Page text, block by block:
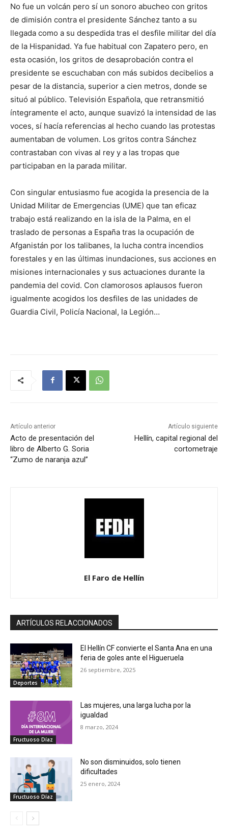
No fue un volcán pero sí un sonoro abucheo con gritos
de dimisión contra el presidente Sánchez tanto a su
llegada como a su despedida tras el desfile militar del día
de la Hispanidad. Ya fue habitual con Zapatero pero, en
esta ocasión, los gritos de desaprobación contra el
presidente se escuchaban con más subidos decibelios a
pesar de la distancia, superior a cien metros, donde se
situó al público. Televisión Española, que retransmitió
íntegramente el acto, aunque suavizó la intensidad de las
voces, sí hacía referencias al hecho cuando las protestas
aumentaban de volumen. Los gritos contra Sánchez
contrastaban con vivas al rey y a las tropas que
participaban en la parada militar.
Con singular entusiasmo fue acogida la presencia de la
Unidad Militar de Emergencias (UME) que tan eficaz
trabajo está realizando en la isla de la Palma, en el
traslado de personas a España tras la ocupación de
Afganistán por los talibanes, la lucha contra incendios
forestales y en las últimas inundaciones, sus acciones en
misiones internacionales y sus actuaciones durante la
pandemia del covid. Con clamorosos aplausos fueron
igualmente acogidos los desfiles de las unidades de
Guardia Civil, Policía Nacional, la Legión…
Artículo anterior
Acto de presentación del
libro de Alberto G. Soria
“Zumo de naranja azul”
Artículo siguiente
Hellín, capital regional del
cortometraje
El Faro de Hellín
ARTÍCULOS RELACCIONADOS
Deportes
El Hellín CF convierte el Santa Ana en una
feria de goles ante el Higueruela
26 septiembre, 2025
Fructuoso Díaz
Las mujeres, una larga lucha por la
igualdad
8 marzo, 2024
Fructuoso Díaz
No son disminuidos, solo tienen
dificultades
25 enero, 2024